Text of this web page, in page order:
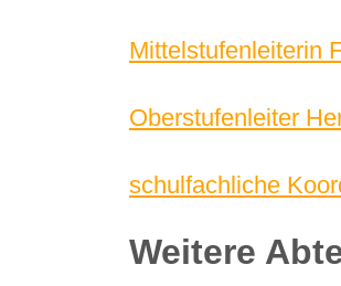
Mittelstufenleiterin
Oberstufenleiter
schulfachliche
Weitere